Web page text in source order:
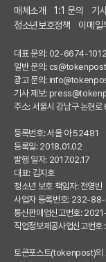
매체소개 1:1 문의 기
청소년보호정책
이메일
대표 문의: 02-6674-1012
일반 문의:
광고 문의:
기사 제보:
주소: 서울시 강남구 논현
등록번호: 서울 아 52481
등록일: 2018.01.02
발행 일자: 2017.02.17
대표: 김지호
청소년 보호 책임자: 전영빈
사업자 등록번호: 232-
통신판매업신고번호:
직업정보제공사업신고
토큰포스트(tokenpost)의